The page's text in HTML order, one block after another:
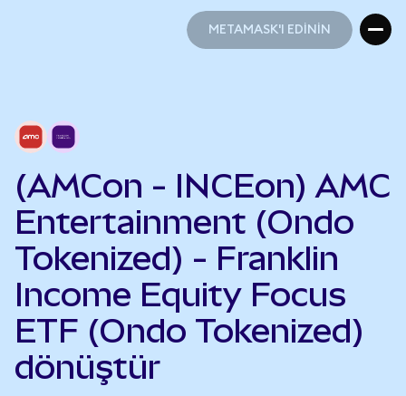
METAMASK'I EDİNİN
(AMCon - INCEon) AMC
Entertainment (Ondo
Tokenized) - Franklin
Income Equity Focus
ETF (Ondo Tokenized)
dönüştür